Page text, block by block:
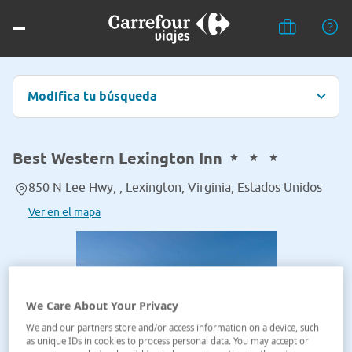
Modifica tu búsqueda
Best Western Lexington Inn
850 N Lee Hwy, , Lexington, Virginia, Estados Unidos
Ver en el mapa
We Care About Your Privacy
We and our partners store and/or access information on a device, such
as unique IDs in cookies to process personal data. You may accept or